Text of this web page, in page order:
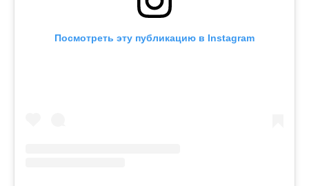
Посмотреть эту публикацию в Instagram